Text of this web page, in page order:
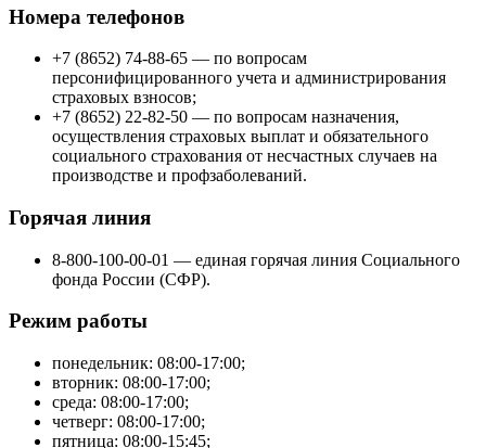
Номера телефонов
+7 (8652) 74-88-65 — по вопросам
персонифицированного учета и администрирования
страховых взносов;
+7 (8652) 22-82-50 — по вопросам назначения,
осуществления страховых выплат и обязательного
социального страхования от несчастных случаев на
производстве и профзаболеваний.
Горячая линия
8-800-100-00-01 — единая горячая линия Социального
фонда России (СФР).
Режим работы
понедельник: 08:00-17:00;
вторник: 08:00-17:00;
среда: 08:00-17:00;
четверг: 08:00-17:00;
пятница: 08:00-15:45;